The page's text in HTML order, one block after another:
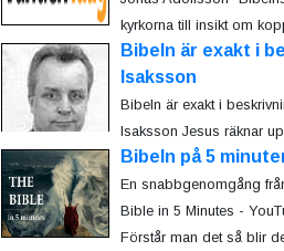
kyrkorna till insikt om
Bibeln är exakt i
Isaksson
Bibeln är exakt i
Isaksson Jesus räknar
Bibeln på 5
En snabbgenomgång
Bible in 5 Minutes -
Förstår man det så blir